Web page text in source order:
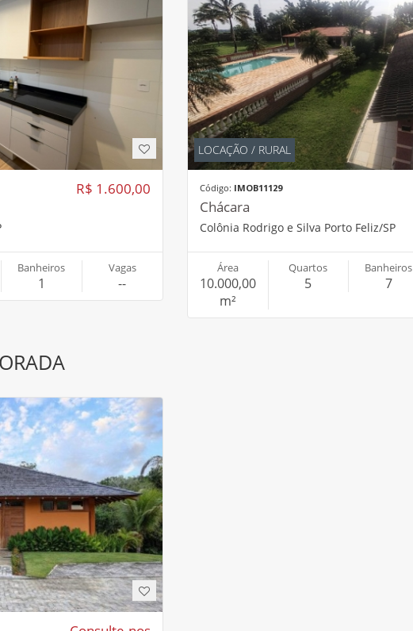
R$ 1.600,00
Banheiros
1
Vagas
--
LOCAÇÃO / RURAL
Código: IMOB11129
Chácara
Colônia Rodrigo e Silva Porto Feliz/SP
Área
10.000,00
m²
Quartos
5
Banheiros
7